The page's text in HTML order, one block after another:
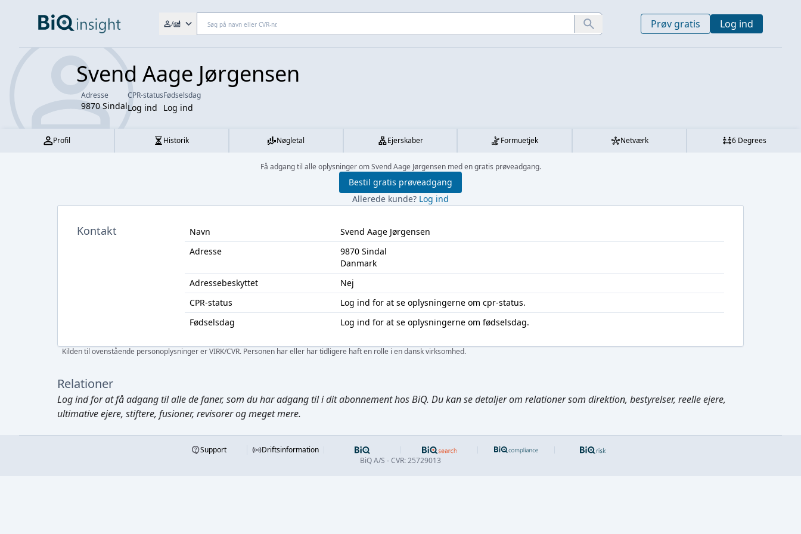
/ Prøv gratis Log ind
Svend Aage Jørgensen
Adresse
9870 Sindal
CPR-status
Log ind
Fødselsdag
Log ind
Profil Historik Nøgletal Ejerskaber Formuetjek Netværk 6 Degrees
Få adgang til alle oplysninger om Svend Aage Jørgensen med en gratis prøveadgang.
Bestil gratis prøveadgang
Allerede kunde? Log ind
Kontakt Navn
Svend Aage Jørgensen
Adresse
9870 Sindal
Danmark
Adressebeskyttet
Nej
CPR-status
Log ind for at se oplysningerne om cpr-status.
Fødselsdag
Log ind for at se oplysningerne om fødselsdag.
Kilden til ovenstående personoplysninger er VIRK/CVR. Personen har eller har tidligere haft en rolle i en dansk virksomhed.
Relationer
Log indfor at få adgang til alle de faner, som du har adgang til i dit abonnement hos BiQ. Du kan se detaljer om relationer som direktion, bestyrelser, reelle ejere,
ultimative ejere, stiftere, fusioner, revisorer og meget mere.
Support
Driftsinformation
BiQ A/S - CVR: 25729013